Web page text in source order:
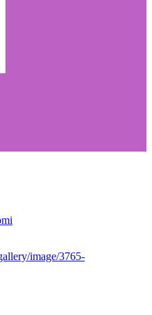
image/3765-